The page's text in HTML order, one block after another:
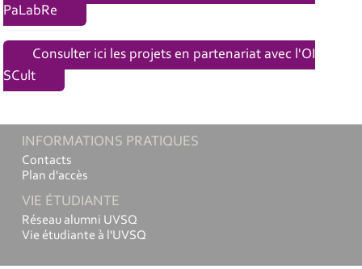
PaLabRe
Consulter ici les projets en partenariat avec l'OI
SCult
INFORMATIONS PRATIQUES
Contacts
Plan d'accès
VIE ÉTUDIANTE
Réseau alumni UVSQ
Vie étudiante à l'UVSQ